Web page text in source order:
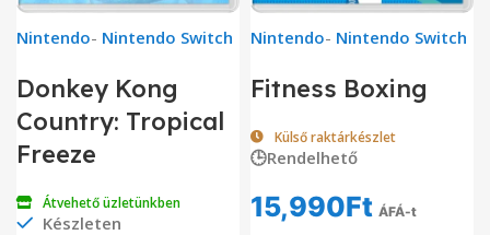
Nintendo- Nintendo Switch
Donkey Kong
Country: Tropical
Freeze
Átvehető üzletünkben
Készleten
Nintendo- Nintendo Switch
Fitness Boxing
Külső raktárkészlet
🕒Rendelhető
15,990Ft ÁFÁ-t